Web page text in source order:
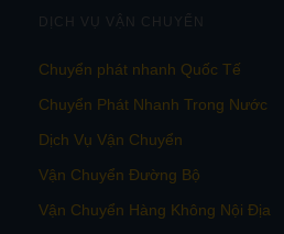
DỊCH VỤ VẬN CHUYỂN
Chuyển phát nhanh Quốc Tế
Chuyển Phát Nhanh Trong Nước
Dịch Vụ Vận Chuyển
Vận Chuyển Đường Bộ
Vận Chuyển Hàng Không Nội Địa